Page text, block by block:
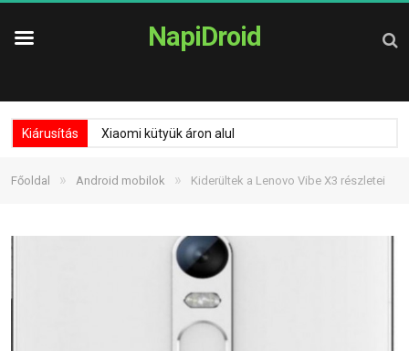
NapiDroid
Kiárusítás Xiaomi kütyük áron alul
Főoldal » Android mobilok » Kiderültek a Lenovo Vibe X3 részletei